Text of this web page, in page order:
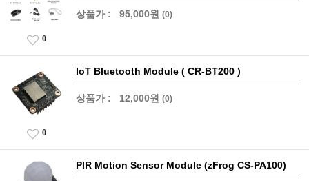
상품가 : 95,000원 (0)
0
IoT Bluetooth Module ( CR-BT200 )
상품가 : 12,000원 (0)
0
PIR Motion Sensor Module (zFrog CS-PA100)